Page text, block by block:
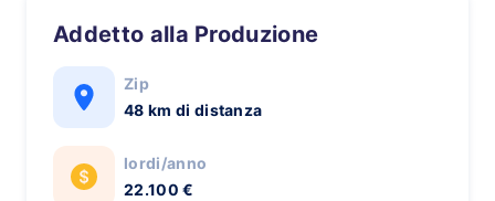
Addetto alla Produzione
Zip
48 km di distanza
lordi/anno
22.100 €